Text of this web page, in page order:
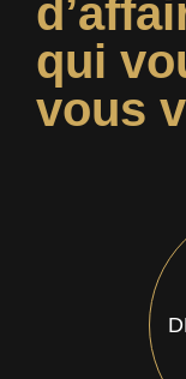
qui
vous